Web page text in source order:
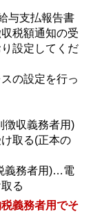
与支払報告書
税額通知の受
設定してくだ
の設定を行っ
徴収義務者用)
取る(正本の
義務者用)…電
る
義務者用でそ